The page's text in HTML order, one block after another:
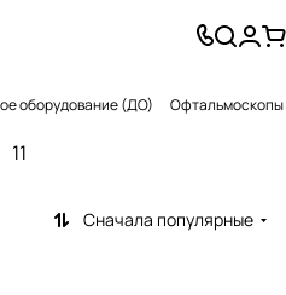
оборудование (ДО) Офтальмоскопы
11
Сначала популярные